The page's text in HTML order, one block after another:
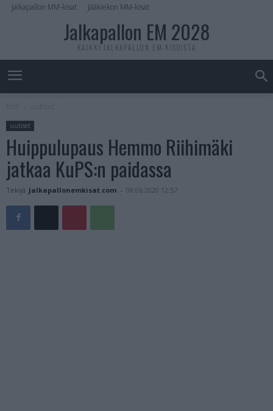
Jalkapallon MM-kisat Jääkiekon MM-kisat
Jalkapallon EM 2028
KAIKKI JALKAPALLON EM-KISOISTA
uutiset
Huippulupaus Hemmo Riihimäki
jatkaa KuPS:n paidassa
Tekijä Jalkapallonemkisat.com - 08.06.2020 12:57